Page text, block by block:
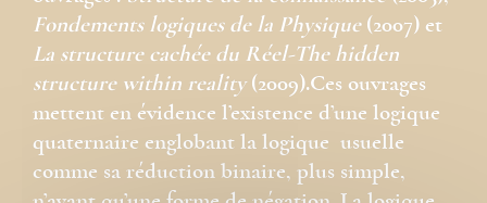
Fondements logiques de la Physique(2007) et
La structure cachée du Réel-The hidden
structure within reality(2009).Ces ouvrages
mettent en évidence l’existence d’une logique
quaternaire englobant la logique usuelle
comme sa réduction binaire, plus simple,